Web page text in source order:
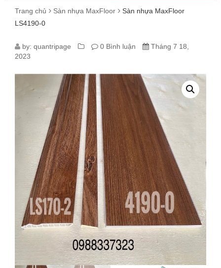
Trang chủ Sàn nhựa MaxFloor
Sàn nhựa MaxFloor
LS4190-0
SÀN
MAXFLOOR
LS4190-
by: quantripage 0 Bình luận
Tháng 7 18,
2023